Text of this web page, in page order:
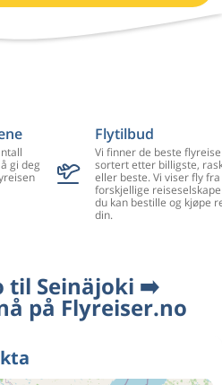
gi deg
Flytilbud
Vi finner de beste
sortert etter billigste,
eller beste. Vi viser fly
forskjellige
du kan bestille og kjøpe
din.
til Seinäjoki ➡️
på Flyreiser.no